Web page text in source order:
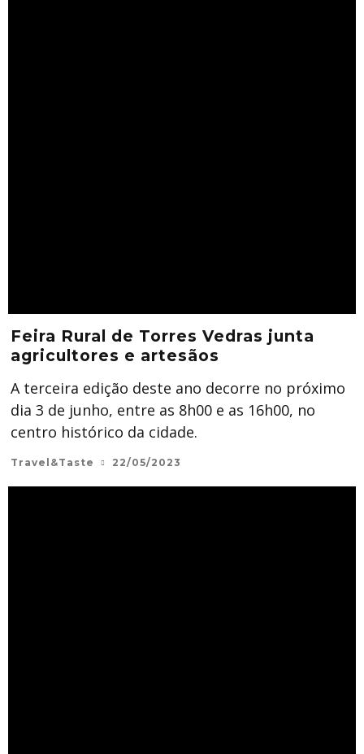
Feira Rural de Torres Vedras junta
agricultores e artesãos
A terceira edição deste ano decorre no próximo
dia 3 de junho, entre as 8h00 e as 16h00, no
centro histórico da cidade.
Travel&Taste 22/05/2023